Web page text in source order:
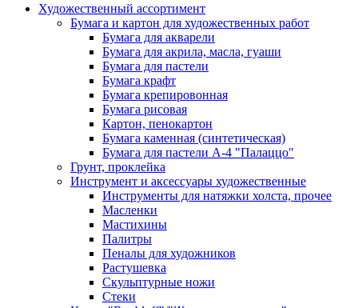
Художественный ассортимент
Бумага и картон для художественных работ
Бумага для акварели
Бумага для акрила, масла, гуаши
Бумага для пастели
Бумага крафт
Бумага крепировонная
Бумага рисовая
Картон, пенокартон
Бумага каменная (синтетическая)
Бумага для пастели А-4 "Палаццо"
Грунт, проклейка
Инструмент и аксессуары художественные
Инструменты для натяжки холста, прочее
Масленки
Мастихины
Палитры
Пеналы для художников
Растушевка
Скульптурные ножи
Стеки